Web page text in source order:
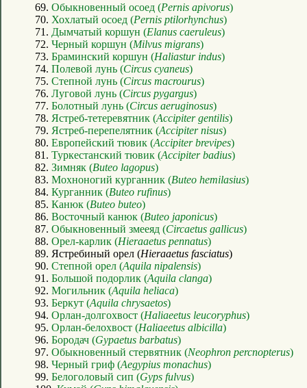
69. Обыкновенный осоед (Pernis apivorus)
70. Хохлатый осоед (Pernis ptilorhynchus)
71. Дымчатый коршун (Elanus caeruleus)
72. Черный коршун (Milvus migrans)
73. Браминский коршун (Haliastur indus)
74. Полевой лунь (Circus cyaneus)
75. Степной лунь (Circus macrourus)
76. Луговой лунь (Circus pygargus)
77. Болотный лунь (Circus aeruginosus)
78. Ястреб-тетеревятник (Accipiter gentilis)
79. Ястреб-перепелятник (Accipiter nisus)
80. Европейский тювик (Accipiter brevipes)
81. Туркестанский тювик (Accipiter badius)
82. Зимняк (Buteo lagopus)
83. Мохноногий курганник (Buteo hemilasius)
84. Курганник (Buteo rufinus)
85. Канюк (Buteo buteo)
86. Восточный канюк (Buteo japonicus)
87. Обыкновенный змееяд (Circaetus gallicus)
88. Орел-карлик (Hieraaetus pennatus)
89. Ястребиный орел (Hieraaetus fasciatus)
90. Степной орел (Aquila nipalensis)
91. Большой подорлик (Aquila clanga)
92. Могильник (Aquila heliaca)
93. Беркут (Aquila chrysaetos)
94. Орлан-долгохвост (Haliaeetus leucoryphus)
95. Орлан-белохвост (Haliaeetus albicilla)
96. Бородач (Gypaetus barbatus)
97. Обыкновенный стервятник (Neophron percnopterus)
98. Черный гриф (Aegypius monachus)
99. Белоголовый сип (Gyps fulvus)